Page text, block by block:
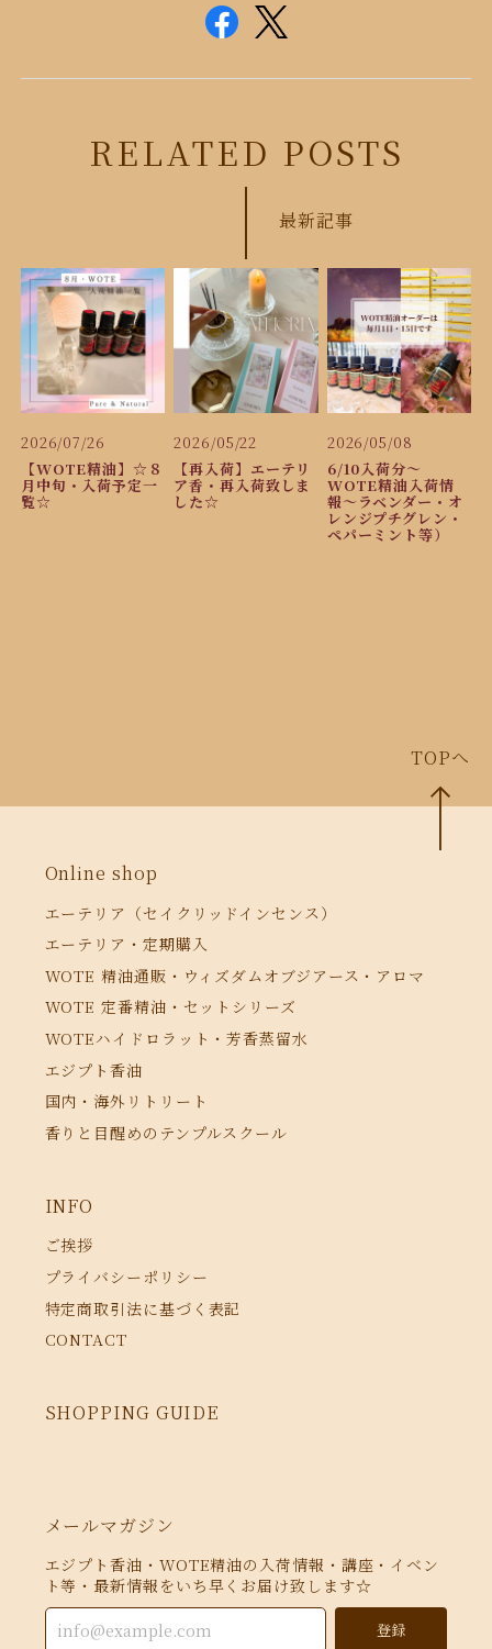
RELATED POSTS
最新記事
2026/07/26
【WOTE精油】☆８
月中旬・入荷予定一
覧☆
2026/05/22
【再入荷】エーテリ
ア香・再入荷致しま
した☆
2026/05/08
6/10入荷分〜
WOTE精油入荷情
報〜ラベンダー・オ
レンジプチグレン・
ペパーミント等）
Online shop
エーテリア（セイクリッドインセンス）
エーテリア・定期購入
WOTE 精油通販・ウィズダムオブジアース・アロマ
WOTE 定番精油・セットシリーズ
WOTEハイドロラット・芳香蒸留水
エジプト香油
国内・海外リトリート
香りと目醒めのテンプルスクール
INFO
ご挨拶
プライバシーポリシー
特定商取引法に基づく表記
CONTACT
SHOPPING GUIDE
メールマガジン
エジプト香油・WOTE精油の入荷情報・講座・イベン
ト等・最新情報をいち早くお届け致します☆
登録
TOPへ